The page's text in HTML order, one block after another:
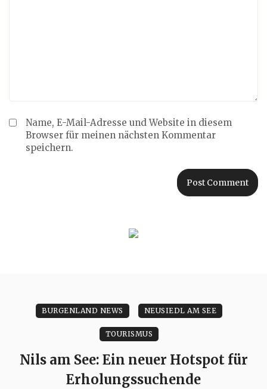
Name, E-Mail-Adresse und Website in diesem
Browser für meinen nächsten Kommentar
speichern.
BURGENLAND NEWS NEUSIEDL AM SEE
TOURISMUS
Nils am See: Ein neuer Hotspot für
Erholungssuchende